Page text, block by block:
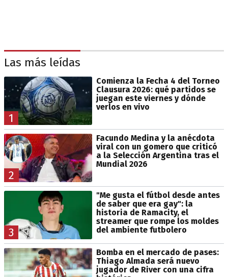
Las más leídas
1
Comienza la Fecha 4 del Torneo
Clausura 2026: qué partidos se
juegan este viernes y dónde
verlos en vivo
2
Facundo Medina y la anécdota
viral con un gomero que criticó
a la Selección Argentina tras el
Mundial 2026
3
"Me gusta el fútbol desde antes
de saber que era gay": la
historia de Ramacity, el
streamer que rompe los moldes
del ambiente futbolero
Bomba en el mercado de pases:
Thiago Almada será nuevo
jugador de River con una cifra